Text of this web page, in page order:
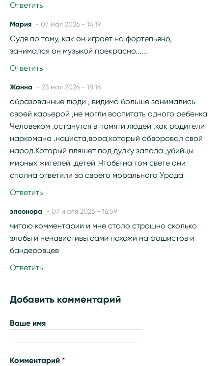
Ответить
Мария - 07 мая 2026 - 14:19
Судя по тому, как он играет на фортепьяно,
занимался он музыкой прекрасно......
Ответить
Жанна - 23 мая 2026 - 18:16
образованные люди , видимо больше занимались
своей карьерой ,не могли воспитать одного ребенка
Человеком ,останутся в памяти людей ,как родители
наркомана .нациста,вора,который обворовал свой
народ.Который пляшет под дудку запада ,убийцы
мирных жителей ,детей .Чтобы на том свете они
сполна ответили за своего морального Урода
Ответить
элеонора - 07 июля 2026 - 16:59
читаю комментарии и мне стало страшно сколько
злобы и ненавистивы сами похожи на фашистов и
бандеровцев
Ответить
Добавить комментарий
Ваше имя
Комментарий*